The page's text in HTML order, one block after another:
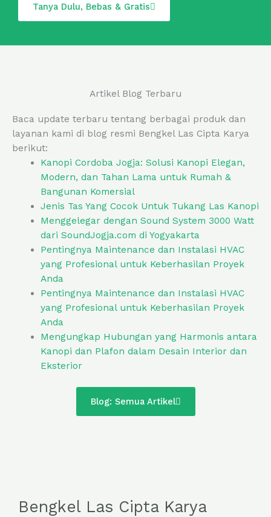
Tanya Dulu, Bebas & Gratis
Artikel Blog Terbaru
Baca update terbaru tentang berbagai produk dan
layanan kami di blog resmi Bengkel Las Cipta Karya
berikut:
Kanopi Cordoba Jogja: Solusi Kanopi Elegan,
Modern, dan Tahan Lama untuk Rumah &
Bangunan Komersial
Jenis Tas Yang Cocok Untuk Tukang Las Kanopi
Menggelegar dengan Sound System 3000 Watt
dari SoundJogja.com di Yogyakarta
Pentingnya Maintenance dan Instalasi HVAC
yang Profesional untuk Keberhasilan Proyek
Anda
Pentingnya Maintenance dan Instalasi HVAC
yang Profesional untuk Keberhasilan Proyek
Anda
Mengungkap Hubungan yang Harmonis antara
Kanopi dan Plafon dalam Desain Interior dan
Eksterior
Blog: Semua Artikel
Bengkel Las Cipta Karya